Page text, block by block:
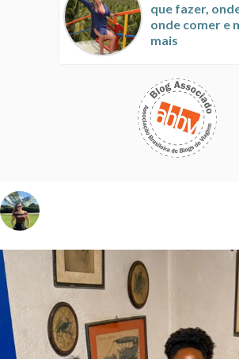
que fazer,
onde comer e
mais